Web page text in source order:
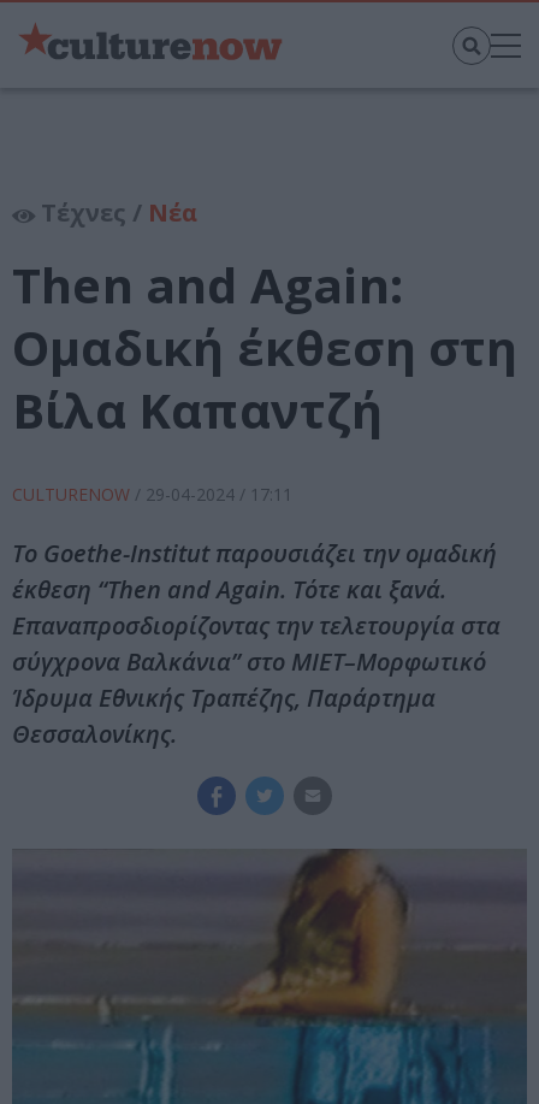
Τέχνες / Νέα
Then and Again:
Ομαδική έκθεση στη
Βίλα Καπαντζή
CULTURENOW / 29-04-2024 / 17:11
Το Goethe-Institut παρουσιάζει την ομαδική
έκθεση “Then and Again. Τότε και ξανά.
Επαναπροσδιορίζοντας την τελετουργία στα
σύγχρονα Βαλκάνια” στο ΜΙΕΤ–Μορφωτικό
Ίδρυμα Εθνικής Τραπέζης, Παράρτημα
Θεσσαλονίκης.